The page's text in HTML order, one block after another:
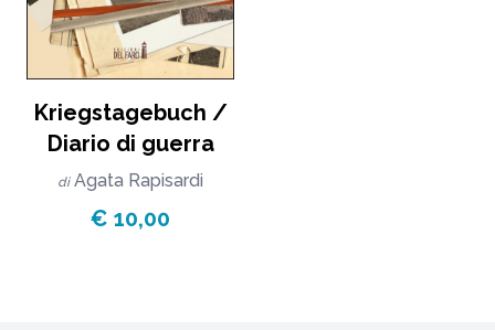
Kriegstagebuch /
Diario di guerra
di Agata Rapisardi
€ 10,00